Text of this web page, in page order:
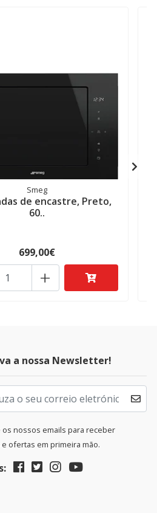
Smeg
de encastre, Preto,
60..
699,00€
+
a nossa Newsletter!
os nossos emails para receber
ofertas em primeira mão.